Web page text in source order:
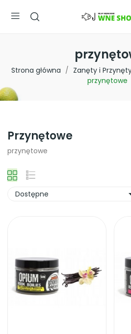
Strona główna Zanęty i
przynętowe
Przynętowe
przynętowe
Dostępne